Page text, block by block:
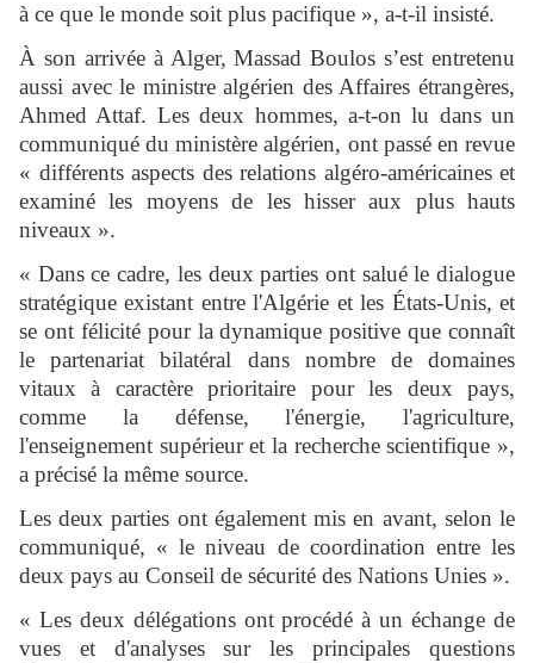
à ce que le monde soit plus pacifique », a-t-il insisté.
À son arrivée à Alger, Massad Boulos s’est entretenu
aussi avec le ministre algérien des Affaires étrangères,
Ahmed Attaf. Les deux hommes, a-t-on lu dans un
communiqué du ministère algérien, ont passé en revue
« différents aspects des relations algéro-américaines et
examiné les moyens de les hisser aux plus hauts
niveaux ».
« Dans ce cadre, les deux parties ont salué le dialogue
stratégique existant entre l'Algérie et les États-Unis, et
se ont félicité pour la dynamique positive que connaît
le partenariat bilatéral dans nombre de domaines
vitaux à caractère prioritaire pour les deux pays,
comme la défense, l'énergie, l'agriculture,
l'enseignement supérieur et la recherche scientifique »,
a précisé la même source.
Les deux parties ont également mis en avant, selon le
communiqué, « le niveau de coordination entre les
deux pays au Conseil de sécurité des Nations Unies ».
« Les deux délégations ont procédé à un échange de
vues et d'analyses sur les principales questions